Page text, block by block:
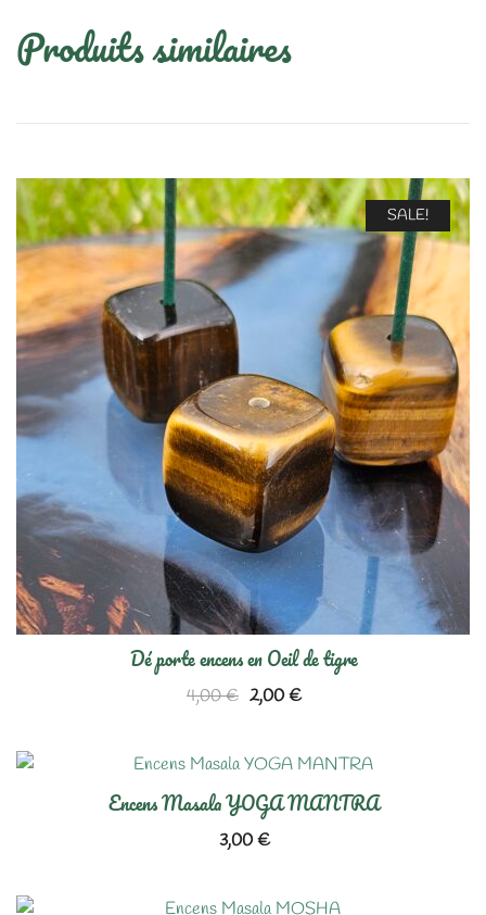
Produits similaires
SALE!
Dé porte encens en Oeil de tigre
4,00€ Le
initial
4,00 €.
2,00€Le
actuel
2,00 €.
Encens Masala YOGA MANTRA
3,00€